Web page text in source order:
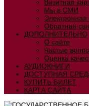
Визитная
Мы в СМИ
Обратная
ДОПОЛНИТЕЛЬНО
О сайте
Частые
Оценка
АУДИОКНИГИ
ДОСТУПНАЯ
КУПИТЬ БИЛЕТ
КАРТА САЙТА